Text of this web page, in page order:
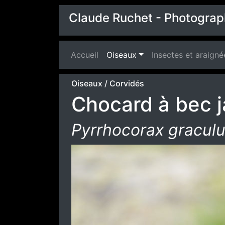
Claude Ruchet -
Accueil (current)
Oiseaux Insectes et
Oiseaux / Corvidés
Chocard à bec
Pyrrhocorax